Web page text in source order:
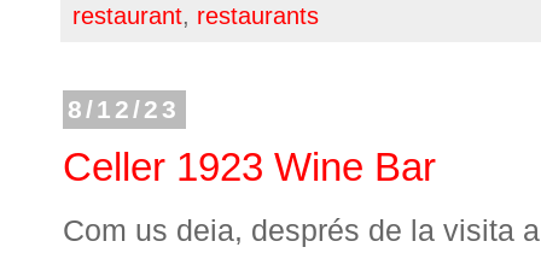
restaurant, restaurants
8/12/23
Celler 1923 Wine Bar
Com us deia, després de la visita